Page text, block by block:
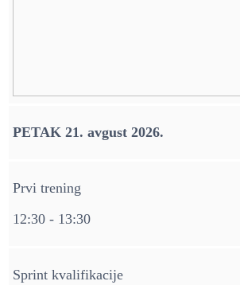
PETAK 21. avgust 2026.
Prvi trening
12:30 - 13:30
Sprint kvalifikacije